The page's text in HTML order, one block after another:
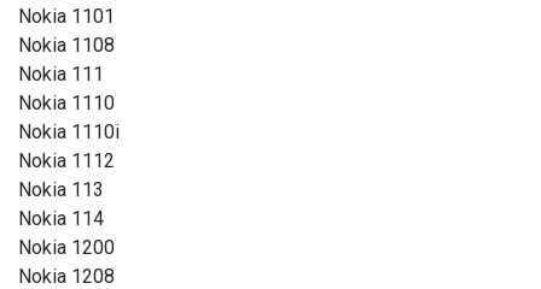
Nokia 1101
Nokia 1108
Nokia 111
Nokia 1110
Nokia 1110i
Nokia 1112
Nokia 113
Nokia 114
Nokia 1200
Nokia 1208